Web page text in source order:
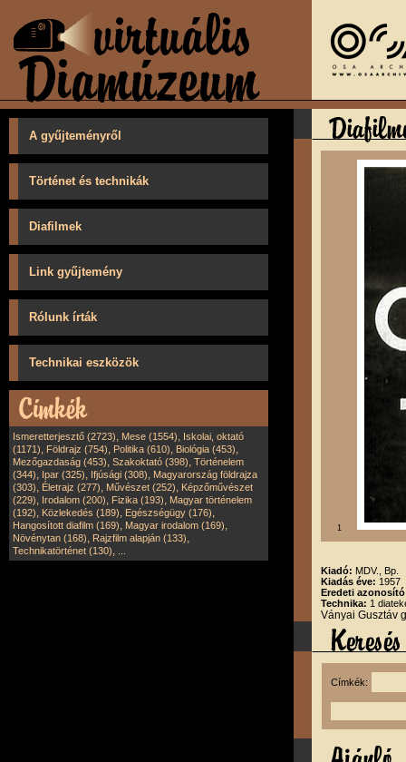
A gyűjteményről
Történet és technikák
Diafilmek
Link gyűjtemény
Rólunk írták
Technikai eszközök
Ismeretterjesztő (2723), Mese (1554), Iskolai, oktató
(1171), Földrajz (754), Politika (610), Biológia (453),
Mezőgazdaság (453), Szakoktató (398), Történelem
(344), Ipar (325), Ifjúsági (308), Magyarország földrajza
(303), Életrajz (277), Művészet (252), Képzőművészet
(229), Irodalom (200), Fizika (193), Magyar történelem
(192), Közlekedés (189), Egészségügy (176),
Hangosított diafilm (169), Magyar irodalom (169),
Növénytan (168), Rajzfilm alapján (133),
Technikatörténet (130),
1
Kiadó: MDV., Bp.
Kiadás éve: 1957
Eredeti
Technika: 1
Ványai Gusztáv
Címkék: